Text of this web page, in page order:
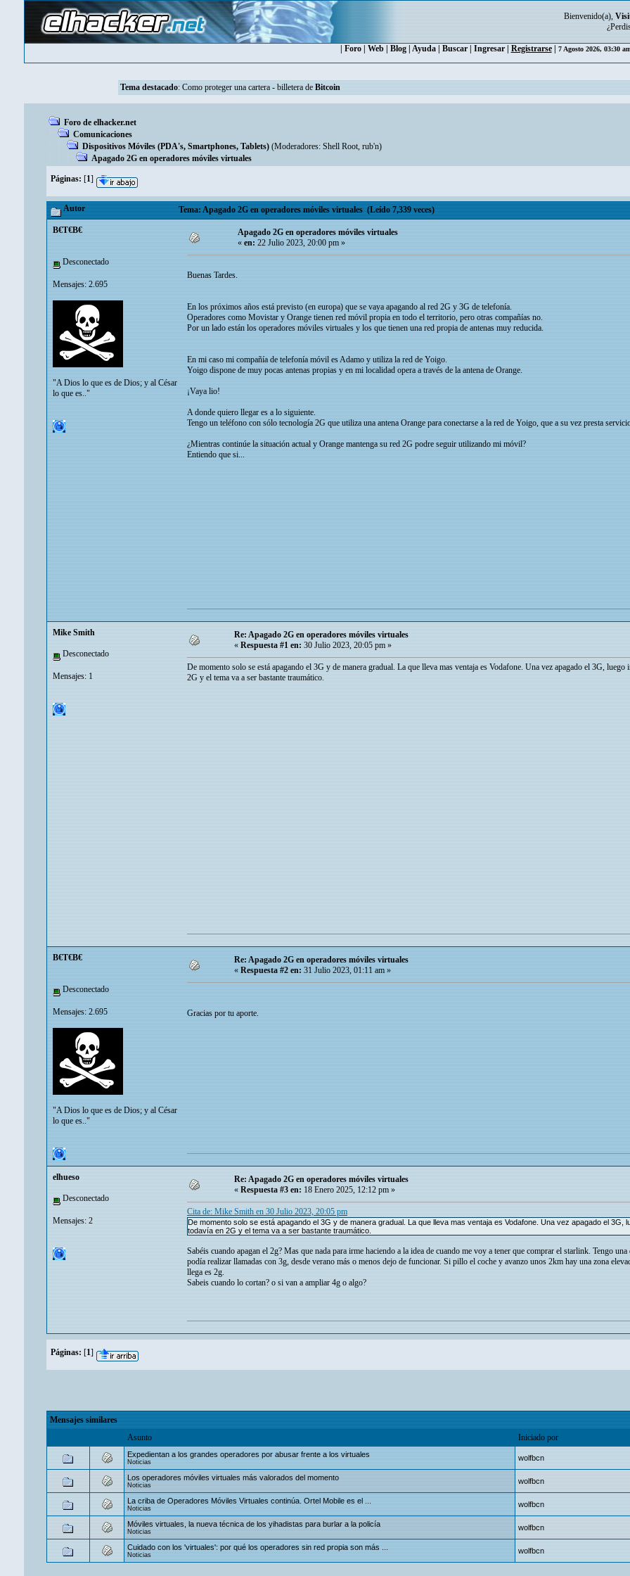
Bienvenido(a),
Foro| Web| Blog| Ayuda| Buscar| Ingresar| Registrarse| 7 Agosto 2026, 03:30
Tema destacado: Como proteger una cartera - billetera de Bitcoin
Foro de elhacker.net
Comunicaciones
Dispositivos Móviles (PDA's, Smartphones, Tablets) (Moderadores: Shell Root, rub'n)
Apagado 2G en operadores móviles virtuales
Páginas: [1]
Autor Tema: Apagado 2G en operadores móviles virtuales (Leído 7,339 veces)
B€T€B€
Desconectado
Mensajes: 2.695
"A Dios lo que es de Dios; y al César
lo que es.."
Apagado 2G en operadores móviles virtuales
«en:22 Julio 2023, 20:00 pm »
Buenas Tardes.
En los próximos años está previsto (en europa) que se vaya apagando al red 2G y 3G de telefonía.
Operadores como Movistar y Orange tienen red móvil propia en todo el territorio, pero otras compañías no.
Por un lado están los operadores móviles virtuales y los que tienen una red propia de antenas muy reducida.
En mi caso mi compañía de telefonía móvil es Adamo y utiliza la red de Yoigo.
Yoigo dispone de muy pocas antenas propias y en mi localidad opera a través de la antena de Orange.
¡Vaya lio!
A donde quiero llegar es a lo siguiente.
Tengo un teléfono con sólo tecnología 2G que utiliza una antena Orange para conectarse a la red de Yoigo, que a su vez presta
¿Mientras continúe la situación actual y Orange mantenga su red 2G podre seguir utilizando mi móvil?
Entiendo que si...
Mike Smith
Desconectado
Mensajes: 1
Re: Apagado 2G en operadores móviles virtuales
« Respuesta #1 en: 30 Julio 2023, 20:05 pm »
De momento solo se está apagando el 3G y de manera gradual. La que lleva mas ventaja es Vodafone. Una vez apagado el 3G,
2G y el tema va a ser bastante traumático.
B€T€B€
Desconectado
Mensajes: 2.695
"A Dios lo que es de Dios; y al César
lo que es.."
Re: Apagado 2G en operadores móviles virtuales
«Respuesta #2 en:31 Julio 2023, 01:11 am »
Gracias por tu aporte.
elhueso
Desconectado
Mensajes: 2
Re: Apagado 2G en operadores móviles virtuales
« Respuesta #3 en: 18 Enero 2025, 12:12 pm »
Cita de: Mike Smith en 30 Julio 2023, 20:05 pm
De momento solo se está apagando el 3G y de manera gradual. La que lleva mas ventaja es Vodafone. Una vez apagado el
todavía en 2G y el tema va a ser bastante traumático.
Sabéis cuando apagan el 2g? Mas que nada para irme haciendo a la idea de cuando me voy a tener que comprar el starlink. Tengo
podía realizar llamadas con 3g, desde verano más o menos dejo de funcionar. Si pillo el coche y avanzo unos 2km hay una zona
llega es 2g.
Sabeis cuando lo cortan? o si van a ampliar 4g o algo?
Páginas: [1]
Mensajes similares
Asunto
Iniciado por
Expedientan a los grandes operadores por abusar frente a los virtuales
Noticias wolfbcn
Los operadores móviles virtuales más valorados del momento
Noticias wolfbcn
La criba de Operadores Móviles Virtuales continúa. Ortel Mobile es el ...
Noticias wolfbcn
Móviles virtuales, la nueva técnica de los yihadistas para burlar a la policía
Noticias wolfbcn
Cuidado con los 'virtuales': por qué los operadores sin red propia son más ...
Noticias wolfbcn